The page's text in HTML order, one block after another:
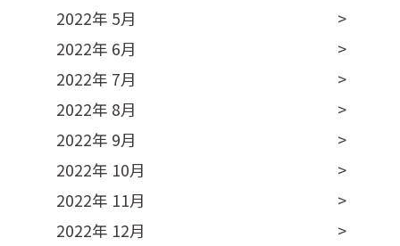
2022年 5月
2022年 6月
2022年 7月
2022年 8月
2022年 9月
2022年 10月
2022年 11月
2022年 12月